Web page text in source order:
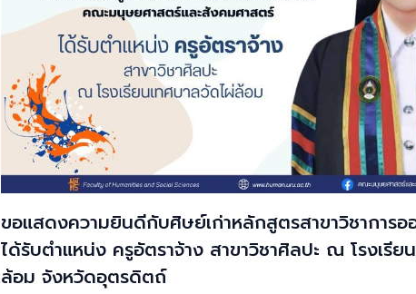
ขอแสดงความยินดีกับศิษย์เก่าหลักสูตรสาขาวิชาการ
ได้รับตำแหน่ง ครูอัตราจ้าง สาขาวิชาศิลปะ ณ โรงเรีย
ล้อม จังหวัดอุตรดิตถ์